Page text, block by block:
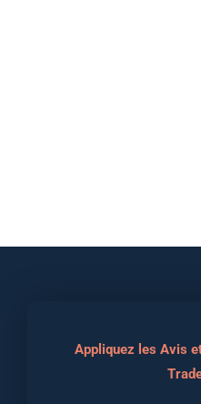
Appliquez les Avis